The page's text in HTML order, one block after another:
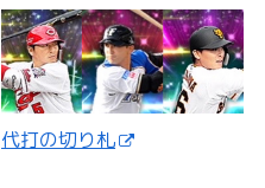
代打の切り札